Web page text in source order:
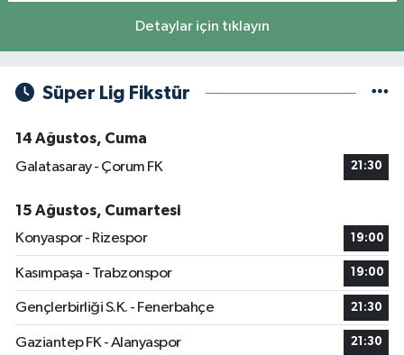
Detaylar için tıklayın
Süper Lig Fikstür
14 Ağustos, Cuma
Galatasaray - Çorum FK
21:30
15 Ağustos, Cumartesi
Konyaspor - Rizespor
19:00
Kasımpaşa - Trabzonspor 19:00
Gençlerbirliği S.K. - Fenerbahçe 21:30
Gaziantep FK - Alanyaspor 21:30